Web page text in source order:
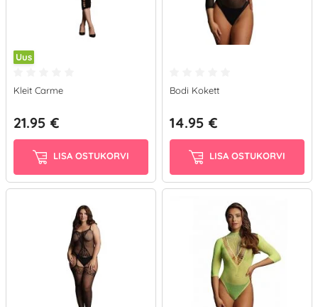
Uus
Kleit Carme
21.95 €
LISA OSTUKORVI
Bodi Kokett
14.95 €
LISA OSTUKORVI